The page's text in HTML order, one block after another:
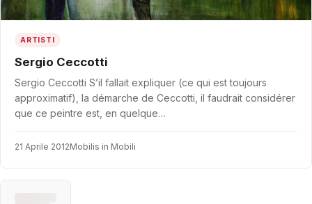
ARTISTI
Sergio Ceccotti
Sergio Ceccotti S’il fallait expliquer (ce qui est toujours
approximatif), la démarche de Ceccotti, il faudrait considérer
que ce peintre est, en quelque…
21 Aprile 2012Mobilis in Mobili